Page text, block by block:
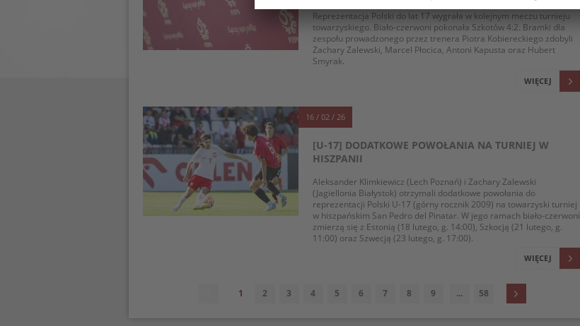
Reprezentacja Polski do lat 17 wygrała w kolejnym meczu turnieju
towarzyskiego. Biało-czerwoni pokonała Szkotów 4:2. Bramki dla
zespołu prowadzonego przez trenera Piotra Kobiereckiego zdobyli
Zachary Zalewski, Marcel Płocica, Antoni Kapusta oraz Hubert
Smyrak.
WIĘCEJ
16 / 02 / 26
[U-17] DODATKOWE POWOŁANIA NA TURNIEJ W
HISZPANII
Aleksander Klimkiewicz (Lech Poznań) i Zachary Zalewski
(Jagiellonia Białystok) otrzymali dodatkowe powołania do
reprezentacji Polski U-17 (górny rocznik 2009) na towarzyski turniej
w hiszpańskim San Pedro del Pinatar. W jego ramach biało-czerwoni
zmierzą się z Estonią (18 lutego, g. 14:00), Szkocją (21 lutego, g.
11:00) oraz Szwecją (23 lutego, g. 17:00).
WIĘCEJ
1 2 3 4 5 6 7 8 9 ... 58